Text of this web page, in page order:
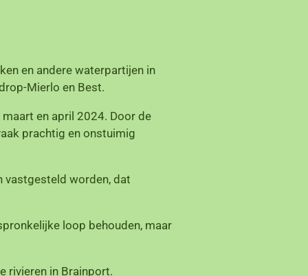
en andere waterpartijen in
Mierlo en Best.
en april 2024. Door de
prachtig en onstuimig
vastgesteld worden, dat
loop behouden, maar
rivieren in Brainport.